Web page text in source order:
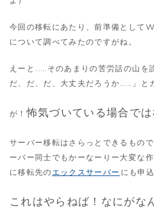
今回の移転にあたり、前準備とし
について調べてみたのですがね。
えーと……そのあまりの苦労話の山を
だ、だ、だ、大丈夫だろうか……」と
が！怖気づいている場合では
サーバー移転はさらっとできるもの
ーバー同士でもかーなーりー大変な
に移転先のエックスサーバー にも申
これはやらねば！なにがな